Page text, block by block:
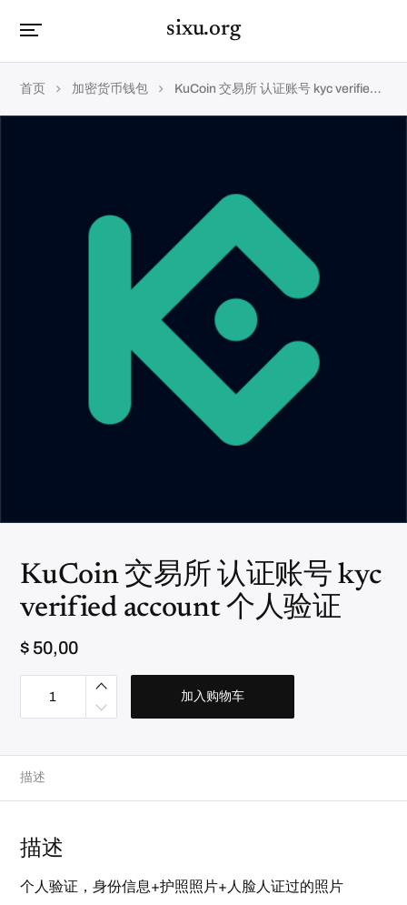
sixu.org
首页 加密货币钱包 KuCoin 交易所 认证账号 kyc verified account 个人验证
KuCoin 交易所 认证账号 kyc
verified account 个人验证
$ 50,00
o
交
易
所
号
k
y
v
e
加入购物车
描述
描述
个人验证，身份信息+护照照片+人脸人证过的照片